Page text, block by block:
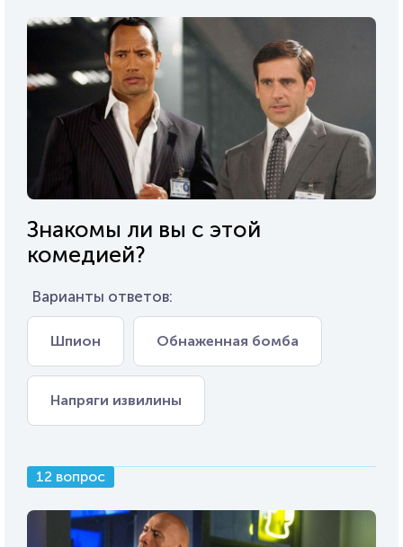
Знакомы ли вы с этой
комедией?
Варианты ответов:
Шпион Обнаженная бомба
Напряги извилины
12 вопрос